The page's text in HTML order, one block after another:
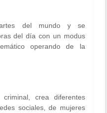
del mundo y se
del día con un modus
operando de la
crea diferentes
sociales, de mujeres